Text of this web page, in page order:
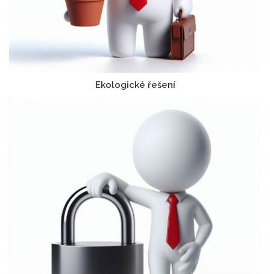
Ekologické řešení